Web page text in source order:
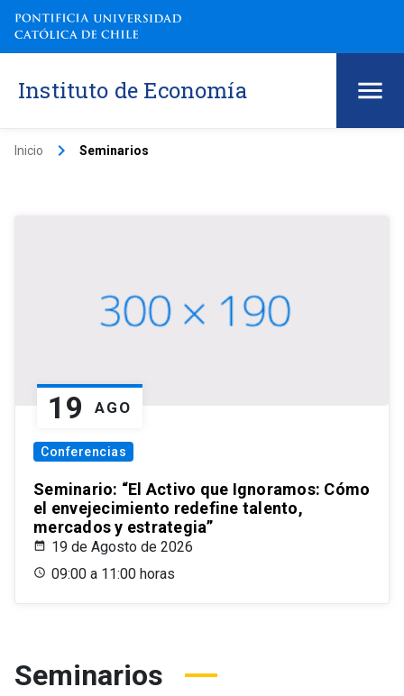
Instituto de Economía
Inicio keyboard_arrow_right Seminarios
19 AGO
Conferencias
Seminario: “El Activo que Ignoramos: Cómo
el envejecimiento redefine talento,
mercados y estrategia”
19 de Agosto de 2026
09:00 a 11:00 horas
Seminarios